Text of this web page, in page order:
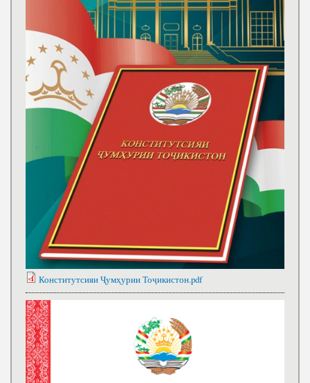
Конститутсияи Ҷумҳурии Тоҷикистон.pdf